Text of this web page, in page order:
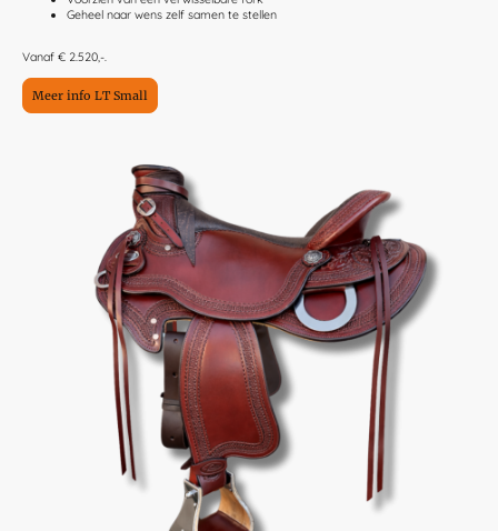
Geheel naar wens zelf samen te stellen
Vanaf € 2.520,-.
Meer info LT Small